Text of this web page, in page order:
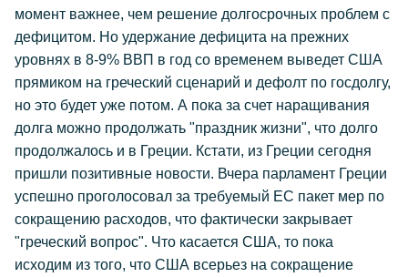
момент важнее, чем решение долгосрочных проблем с
дефицитом. Но удержание дефицита на прежних
уровнях в 8-9% ВВП в год со временем выведет США
прямиком на греческий сценарий и дефолт по госдолгу,
но это будет уже потом. А пока за счет наращивания
долга можно продолжать "праздник жизни", что долго
продолжалось и в Греции. Кстати, из Греции сегодня
пришли позитивные новости. Вчера парламент Греции
успешно проголосовал за требуемый ЕС пакет мер по
сокращению расходов, что фактически закрывает
"греческий вопрос". Что касается США, то пока
исходим из того, что США всерьез на сокращение